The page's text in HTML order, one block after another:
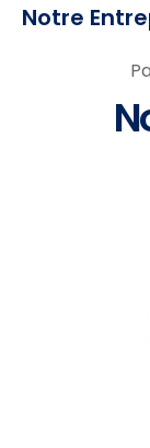
Notre